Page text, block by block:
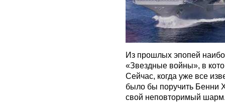
Из прошлых эпопей
«Звездные войны», в
Сейчас, когда уже все
было бы поручить Бенни
свой неповторимый